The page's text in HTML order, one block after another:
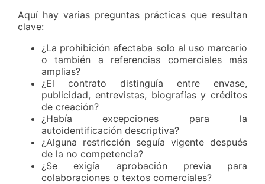
Aquí hay varias preguntas prácticas que resultan
clave:
¿La prohibición afectaba solo al uso marcario
o también a referencias comerciales más
amplias?
¿El contrato distinguía entre envase,
publicidad, entrevistas, biografías y créditos
de creación?
¿Había excepciones para la
autoidentificación descriptiva?
¿Alguna restricción seguía vigente después
de la no competencia?
¿Se exigía aprobación previa para
colaboraciones o textos comerciales?